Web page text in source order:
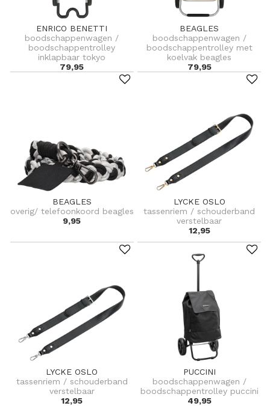
ENRICO BENETTI
boodschappenwagen /
boodschappentrolley
inklapbaar tokyo
79,95
BEAGLES
boodschappenwagen /
boodschappentrolley met
koelvak beagles
79,95
BEAGLES
overig/ telefoonkoord beagles
9,95
LYCKE OSLO
tassenriem / schouderband
verstelbaar
12,95
LYCKE OSLO
tassenriem / schouderband
verstelbaar
12,95
PUCCINI
boodschappenwagen /
boodschappentrolley puccini
49,95